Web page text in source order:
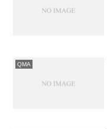
QMA